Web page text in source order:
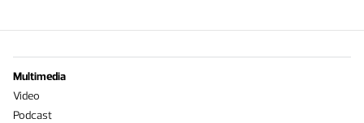
Multimedia
Video
Podcast